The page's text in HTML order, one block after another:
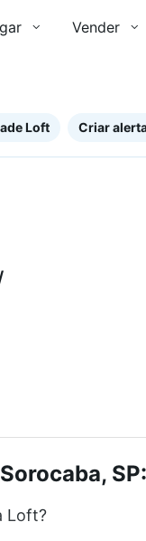
Vender
Loft Criar
Loft?